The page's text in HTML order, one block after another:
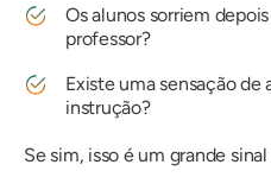
Os alunos sorriem
professor?
Existe uma sensação de
instrução?
Se sim, isso é um grande